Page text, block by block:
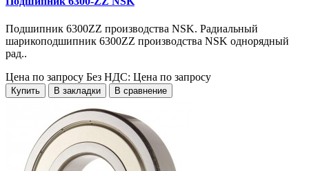
Подшипник 6300ZZ производства NSK. Радиальный
шарикоподшипник 6300ZZ производства NSK однорядный
рад..
Цена по запросу Без НДС: Цена по запросу
Купить В закладки В сравнение